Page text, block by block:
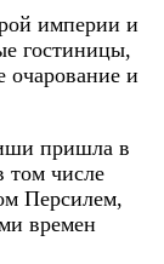
империи и
гостиницы,
очарование и
пришла в
том числе
Персилем,
времен